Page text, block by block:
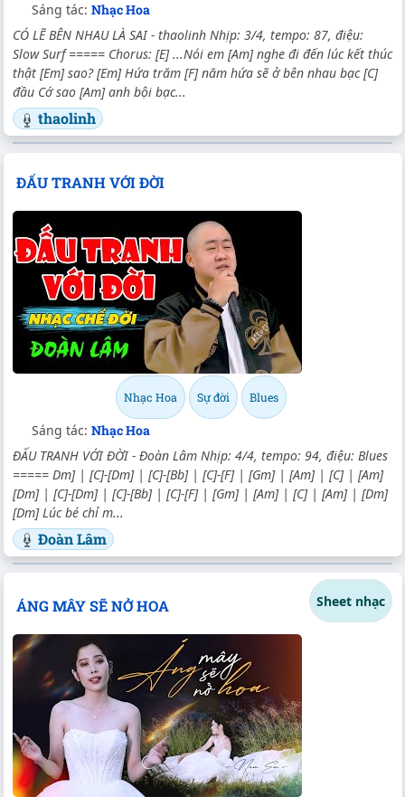
Sáng tác: Nhạc Hoa
CÓ LẼ BÊN NHAU LÀ SAI - thaolinh Nhịp: 3/4, tempo: 87, điệu:
Slow Surf ===== Chorus: [E] ...Nói em [Am] nghe đi đến lúc kết thúc
thật [Em] sao? [Em] Hứa trăm [F] năm hứa sẽ ở bên nhau bạc [C]
đầu Cớ sao [Am] anh bội bạc...
thaolinh
ĐẤU TRANH VỚI ĐỜI
Nhạc Hoa Sự đời Blues
Sáng tác: Nhạc Hoa
ĐẤU TRANH VỚI ĐỜI - Đoàn Lâm Nhịp: 4/4, tempo: 94, điệu: Blues
===== Dm] | [C]-[Dm] | [C]-[Bb] | [C]-[F] | [Gm] | [Am] | [C] | [Am]
[Dm] | [C]-[Dm] | [C]-[Bb] | [C]-[F] | [Gm] | [Am] | [C] | [Am] | [Dm]
[Dm] Lúc bé chỉ m...
Đoàn Lâm
ÁNG MÂY SẼ NỞ HOA Sheet nhạc